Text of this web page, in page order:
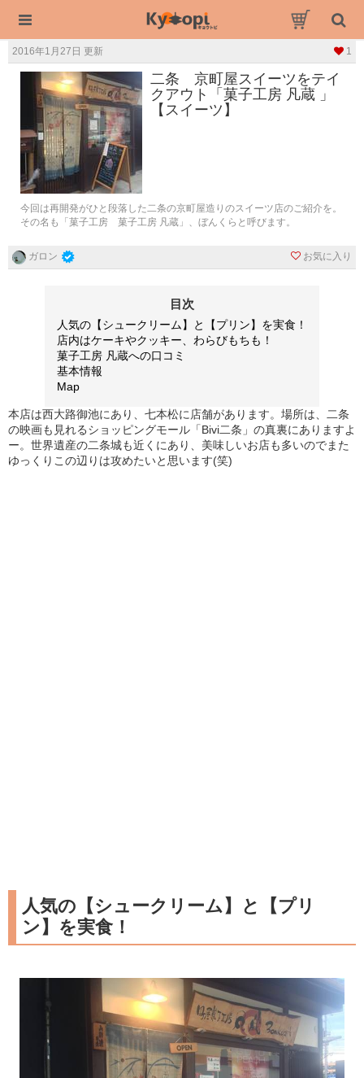
2016年1月27日 更新 1
二条 京町屋スイーツをテイ
クアウト「菓子工房 凡蔵 」
【スイーツ】
今回は再開発がひと段落した二条の京町屋造りのスイーツ店のご紹介を。
その名も「菓子工房 菓子工房 凡蔵」、ぼんくらと呼びます。
ガロン お気に入り
目次
人気の【シュークリーム】と【プリン】を実食！
店内はケーキやクッキー、わらびもちも！
菓子工房 凡蔵への口コミ
基本情報
Map
本店は西大路御池にあり、七本松に店舗があります。場所は、二条
の映画も見れるショッピングモール「Bivi二条」の真裏にありますよ
ー。世界遺産の二条城も近くにあり、美味しいお店も多いのでまた
ゆっくりこの辺りは攻めたいと思います(笑)
人気の【シュークリーム】と【プリ
ン】を実食！